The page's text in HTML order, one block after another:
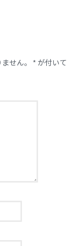
せん。 * が付いて